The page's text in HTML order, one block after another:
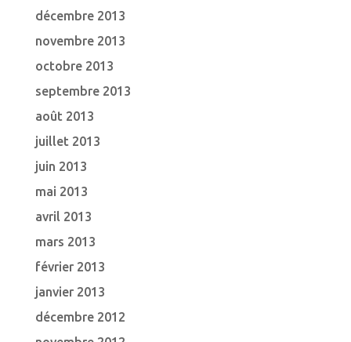
décembre 2013
novembre 2013
octobre 2013
septembre 2013
août 2013
juillet 2013
juin 2013
mai 2013
avril 2013
mars 2013
février 2013
janvier 2013
décembre 2012